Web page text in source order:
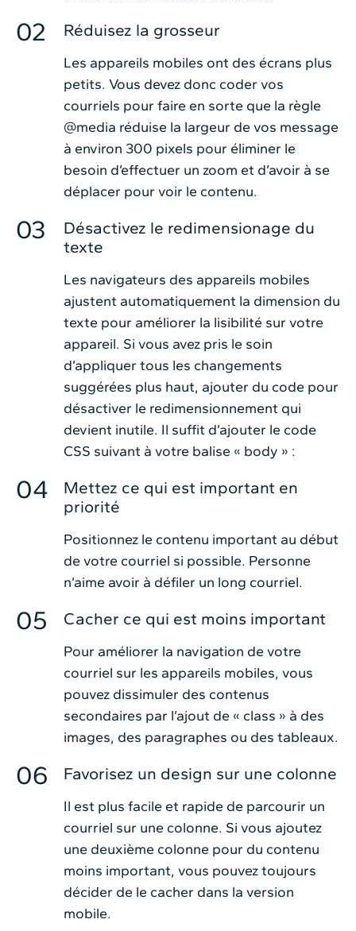
Réduisez la grosseur
Les appareils mobiles ont des écrans plus
petits. Vous devez donc coder vos
courriels pour faire en sorte que la règle
@media réduise la largeur de vos message
à environ 300 pixels pour éliminer le
besoin d’effectuer un zoom et d’avoir à se
déplacer pour voir le contenu.
Désactivez le redimensionage du
texte
Les navigateurs des appareils mobiles
ajustent automatiquement la dimension du
texte pour améliorer la lisibilité sur votre
appareil. Si vous avez pris le soin
d’appliquer tous les changements
suggérées plus haut, ajouter du code pour
désactiver le redimensionnement qui
devient inutile. Il suffit d’ajouter le code
CSS suivant à votre balise « body » :
Mettez ce qui est important en
priorité
Positionnez le contenu important au début
de votre courriel si possible. Personne
n’aime avoir à défiler un long courriel.
Cacher ce qui est moins important
Pour améliorer la navigation de votre
courriel sur les appareils mobiles, vous
pouvez dissimuler des contenus
secondaires par l’ajout de « class » à des
images, des paragraphes ou des tableaux.
Favorisez un design sur une colonne
Il est plus facile et rapide de parcourir un
courriel sur une colonne. Si vous ajoutez
une deuxième colonne pour du contenu
moins important, vous pouvez toujours
décider de le cacher dans la version
mobile.